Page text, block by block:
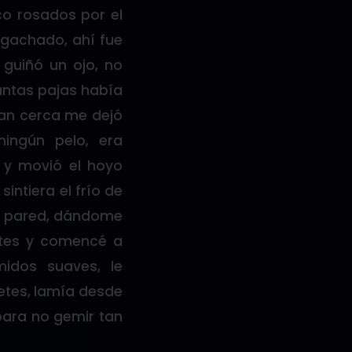
rosados por el
ahí fue
un ojo, no
pajas había
cerca me dejó
pelo, era
movió el hoyo
el frío de
dándome
y comencé a
suaves, le
lamía desde
no gemir tan